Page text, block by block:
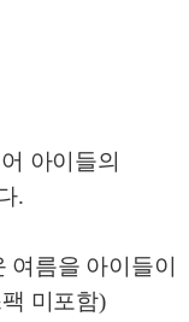
아이들의
.
름을 아이들이
미포함)